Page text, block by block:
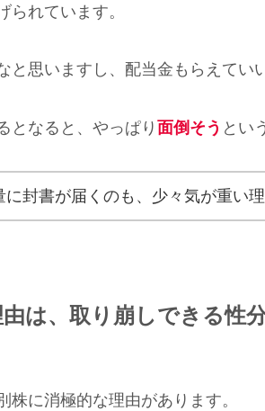
られています。
と思いますし、配当金もらえてい
となると、やっぱり 面倒そう とい
に封書が届くのも、少々気が重い理
は、取り崩しできる性
株に消極的な理由があります。